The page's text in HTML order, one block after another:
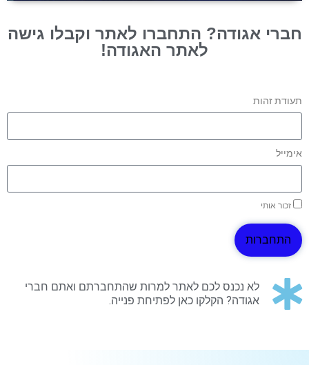
חברי אגודה? התחברו לאתר וקבלו גישה
לאתר האגודה!
תעודת זהות
אימייל
זכור אותי
התחברות
לא נכנס לכם לאתר למרות שהתחברתם ואתם חברי
אגודה? הקלקו כאן לפתיחת פנייה.